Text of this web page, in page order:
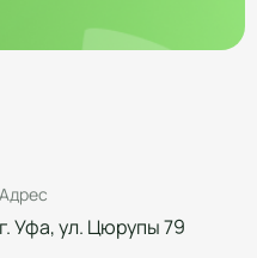
Адрес
г. Уфа, ул. Цюрупы 79